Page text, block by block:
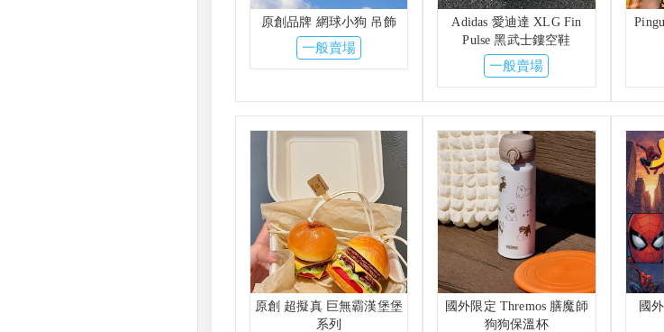
原創品牌 網球小狗 吊飾
一般賣場
Adidas 愛迪達 XLG Fin
Pulse 黑武士鏤空鞋
一般賣場
原創 超擬真 巨無霸漢堡堡
系列
國外限定 Thremos 膳魔師
狗狗保溫杯
國